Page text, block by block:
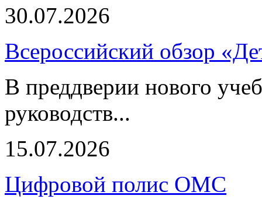
30.07.2026
Всероссийский обзор
В преддверии нового
руководств...
15.07.2026
Цифровой полис ОМС